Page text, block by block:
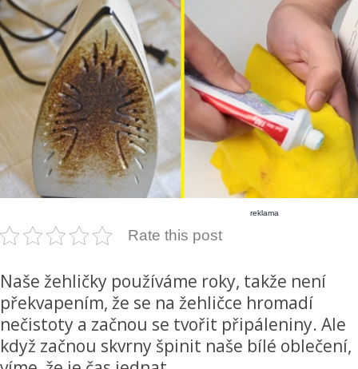
reklama
Rate this post
Naše žehličky používáme roky, takže není
překvapením, že se na žehličce hromadí
nečistoty a začnou se tvořit připáleniny. Ale
když začnou skvrny špinit naše bílé oblečení,